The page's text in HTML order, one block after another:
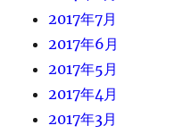
2017年7月
2017年6月
2017年5月
2017年4月
2017年3月